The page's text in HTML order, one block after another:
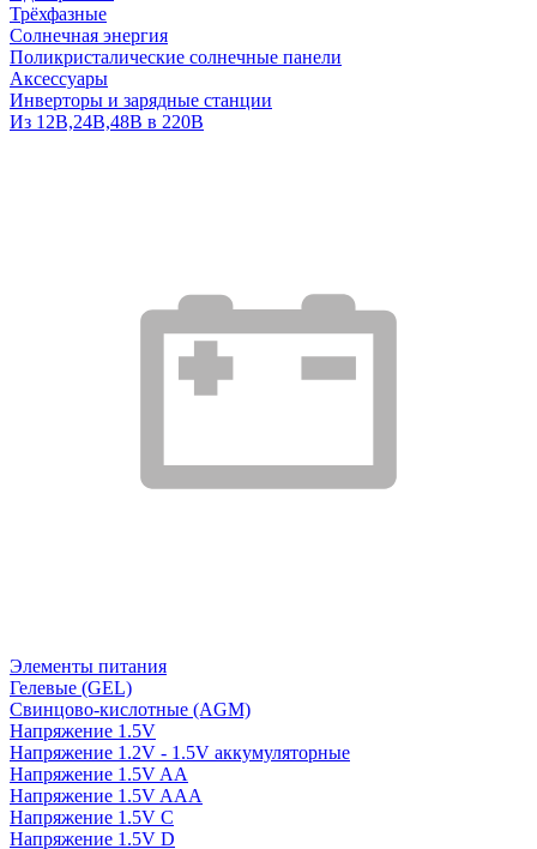
Трёхфазные
Солнечная энергия
Поликристалические солнечные панели
Аксессуары
Инверторы и зарядные станции
Из 12В,24В,48В в 220В
Элементы питания
Гелевые (GEL)
Свинцово-кислотные (AGM)
Напряжение 1.5V
Напряжение 1.2V - 1.5V аккумуляторные
Напряжение 1.5V AA
Напряжение 1.5V AAA
Напряжение 1.5V C
Напряжение 1.5V D